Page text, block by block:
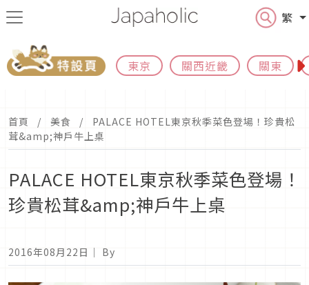
繁
東京 關西近畿 關東
首頁 美食
PALACE HOTEL東京秋季菜色登場！珍貴松
茸&amp;神戶牛上桌
PALACE HOTEL東京秋季菜色登場！
珍貴松茸&amp;神戶牛上桌
2016年08月22日 ｜ By